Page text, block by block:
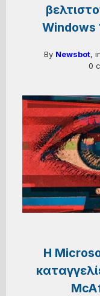
Windows
By Newsbot,
0
Η